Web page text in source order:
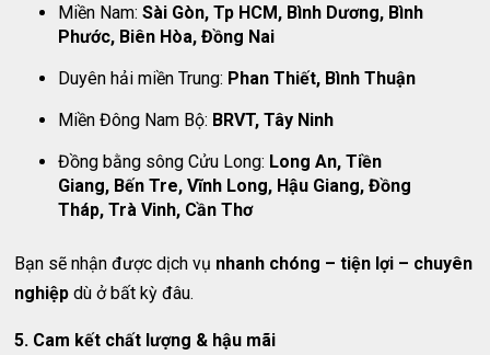
Miền Nam:Sài Gòn, Tp HCM, Bình Dương, Bình
Phước, Biên Hòa, Đồng Nai
Duyên hải miền Trung: Phan Thiết, Bình Thuận
Miền Đông Nam Bộ: BRVT, Tây Ninh
Đồng bằng sông Cửu Long: Long An, Tiền
Giang, Bến Tre, Vĩnh Long, Hậu Giang, Đồng
Tháp, Trà Vinh, Cần Thơ
Bạn sẽ nhận được dịch vụ nhanh chóng – tiện lợi – chuyên
nghiệp dù ở bất kỳ đâu.
5. Cam kết chất lượng & hậu mãi